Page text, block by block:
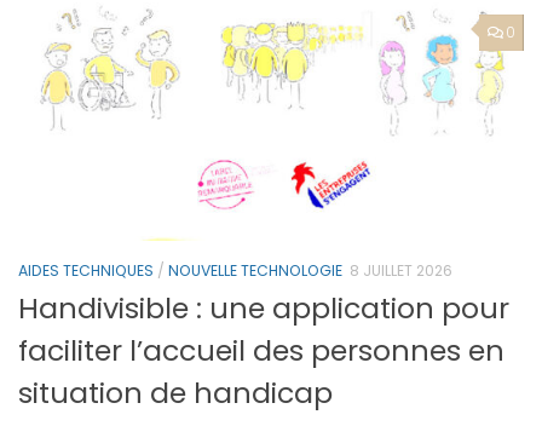
0
AIDES TECHNIQUES / NOUVELLE TECHNOLOGIE 8 JUILLET 2026
Handivisible : une application pour
faciliter l’accueil des personnes en
situation de handicap